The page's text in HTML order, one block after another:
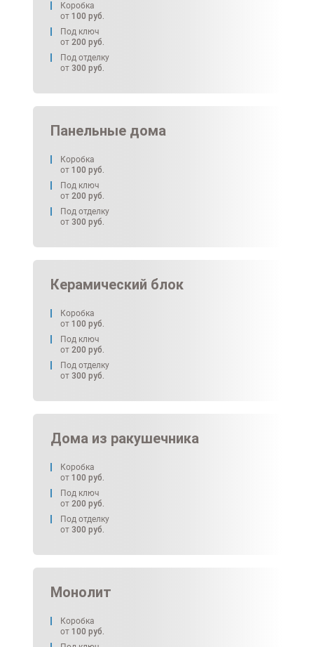
Коробка
от 100 руб.
Под ключ
от 200 руб.
Под отделку
от 300 руб.
Панельные дома
Коробка
от 100 руб.
Под ключ
от 200 руб.
Под отделку
от 300 руб.
Керамический блок
Коробка
от 100 руб.
Под ключ
от 200 руб.
Под отделку
от 300 руб.
Дома из ракушечника
Коробка
от 100 руб.
Под ключ
от 200 руб.
Под отделку
от 300 руб.
Монолит
Коробка
от 100 руб.